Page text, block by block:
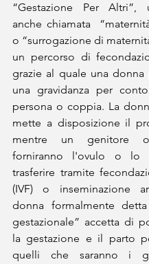
“Gestazione Per Altri”,
anche chiamata
o “surrogazione di
un percorso di
grazie al quale una donna
una gravidanza per
persona o coppia. La
mette a disposizione il
mentre un genitore
forniranno l'ovulo o lo
trasferire tramite
(IVF) o inseminazione
donna formalmente
gestazionale” accetta di
la gestazione e il parto
quelli che saranno i